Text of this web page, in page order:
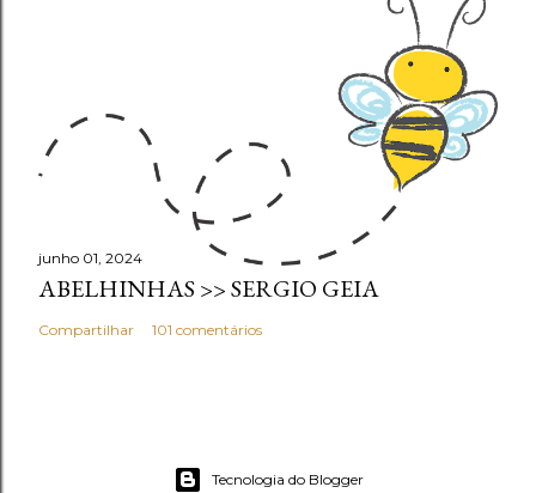
junho 01, 2024
ABELHINHAS >> SERGIO GEIA
Compartilhar 101 comentários
Tecnologia do Blogger